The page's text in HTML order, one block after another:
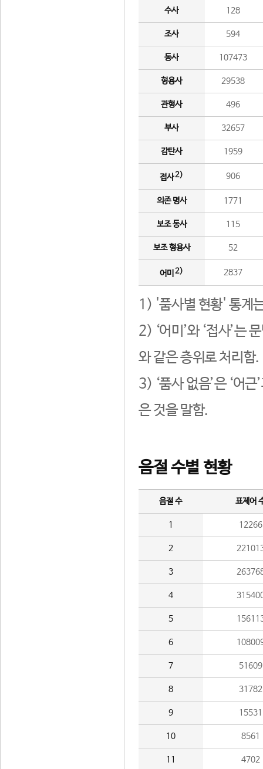
수사 128
조사 594
동사 107473
형용사 29538
관형사 496
부사 32657
감탄사 1959
접사2) 906
의존 명사 1771
보조 동사 115
보조 형용사 52
어미 2) 2837
1) '품사별 현황' 통계
2) ‘어미’와 ‘접사’는
와 같은 층위로 처리함.
3) ‘품사 없음’은 ‘어
은 것을 말함.
음절 수별 현황
음절 수 표제어
1 12266
2
3
4
5
6
7 51609
8 31782
9 15531
10 8561
11 4702